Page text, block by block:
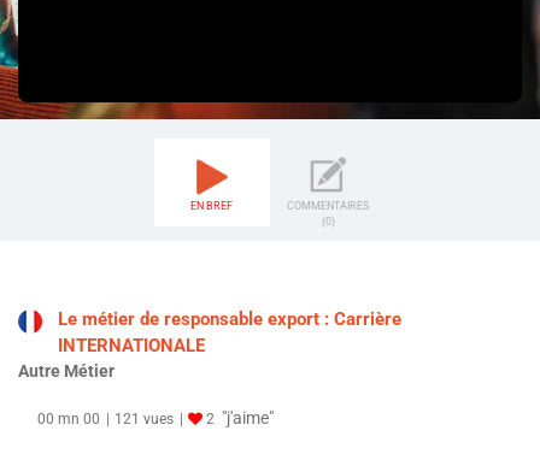
EN BREF
COMMENTAIRES
(0)
Le métier de responsable export : Carrière
INTERNATIONALE
Autre Métier
00 mn 00 121 vues 2 "j'aime"